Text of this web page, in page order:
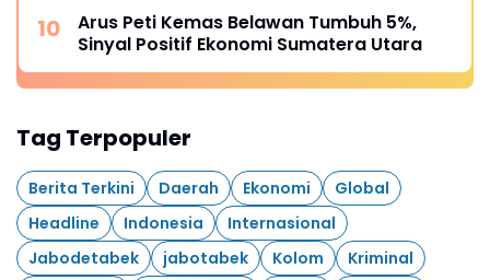
Arus Peti Kemas Belawan Tumbuh 5%,
Sinyal Positif Ekonomi Sumatera Utara
Tag Terpopuler
Berita Terkini Daerah Ekonomi
Global
Headline
Indonesia
Internasional
Jabodetabek
jabotabek Kolom
Kriminal